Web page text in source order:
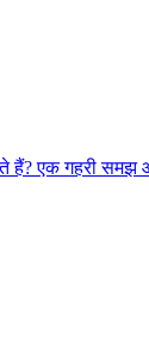
हैं? एक गहरी समझ